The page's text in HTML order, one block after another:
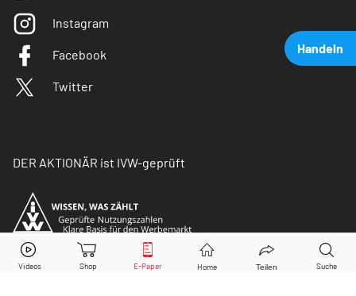
Handeln
Tesla Aktie jetzt handeln?
Instagram
Facebook
Twitter
DER AKTIONÄR ist IVW-geprüft